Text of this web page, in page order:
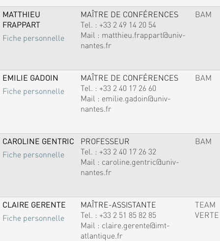
MATTHIEU
FRAPPART
Fiche personnelle
MAÎTRE DE CONFÉRENCES
Tel. : +33 2 49 14 20 54
Mail : matthieu.frappart@univ-
nantes.fr
BAM
EMILIE GADOIN
Fiche personnelle
MAÎTRE DE CONFÉRENCES
Tel. : +33 2 40 17 26 60
Mail : emilie.gadoin@univ-
nantes.fr
BAM
CAROLINE GENTRIC
Fiche personnelle
PROFESSEUR
Tel. : +33 2 40 17 26 32
Mail : caroline.gentric@univ-
nantes.fr
BAM
CLAIRE GERENTE
Fiche personnelle
MAÎTRE-ASSISTANTE
Tel. : +33 2 51 85 82 85
Mail : claire.gerente@imt-
atlantique.fr
TEAM
VERTE